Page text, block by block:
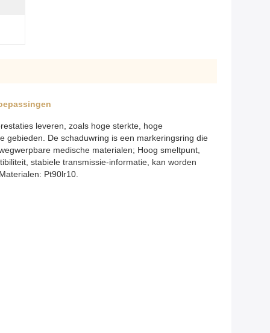
leveren, zoals hoge sterkte, hoge
gebieden. De schaduwring is een markeringsring die
medische materialen; Hoog smeltpunt,
stabiele transmissie-informatie, kan worden
Pt90lr10.